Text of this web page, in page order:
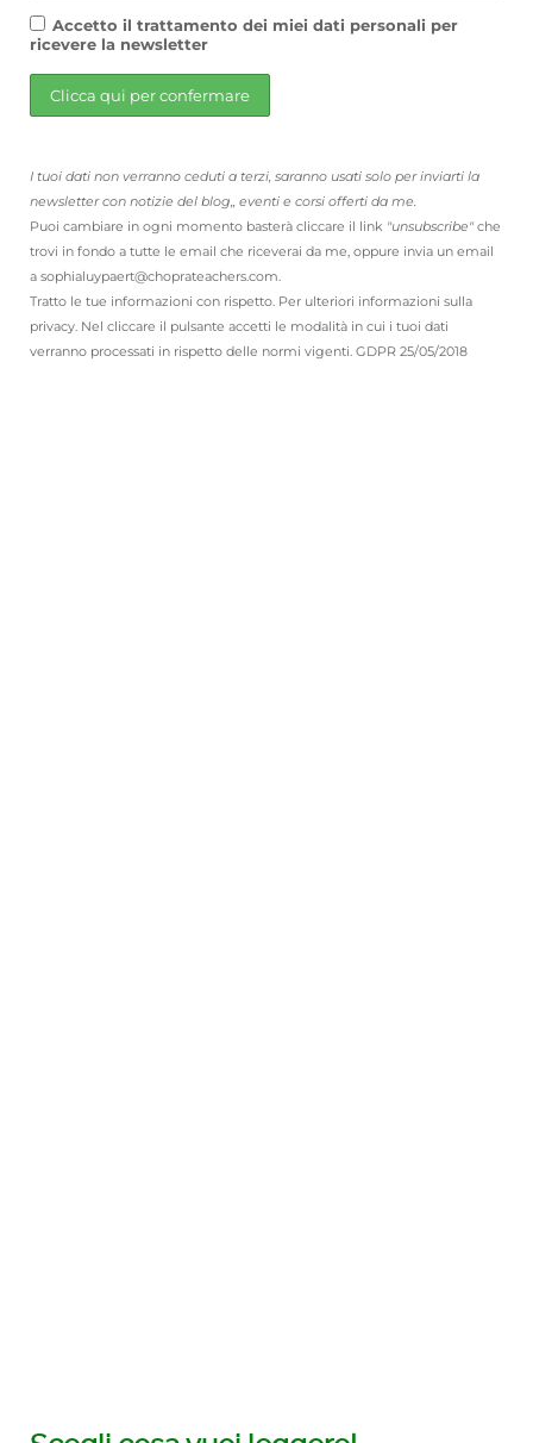
Accetto il trattamento dei miei dati personali per
ricevere la newsletter
I tuoi dati non verranno ceduti a terzi, saranno usati solo per inviarti la
newsletter con notizie del blog,, eventi e corsi offerti da me.
Puoi cambiare in ogni momento basterà cliccare il link "unsubscribe"che
trovi in fondo a tutte le email che riceverai da me, oppure invia un email
a sophialuypaert@choprateachers.com.
Tratto le tue informazioni con rispetto. Per ulteriori informazioni sulla
privacy. Nel cliccare il pulsante accetti le modalità in cui i tuoi dati
verranno processati in rispetto delle normi vigenti. GDPR 25/05/2018